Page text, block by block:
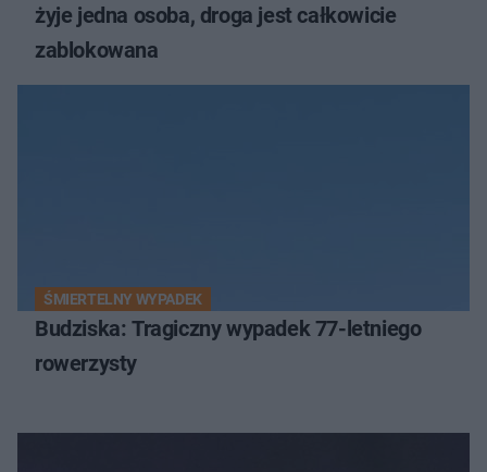
żyje jedna osoba, droga jest całkowicie
zablokowana
ŚMIERTELNY WYPADEK
Budziska: Tragiczny wypadek 77-letniego
rowerzysty